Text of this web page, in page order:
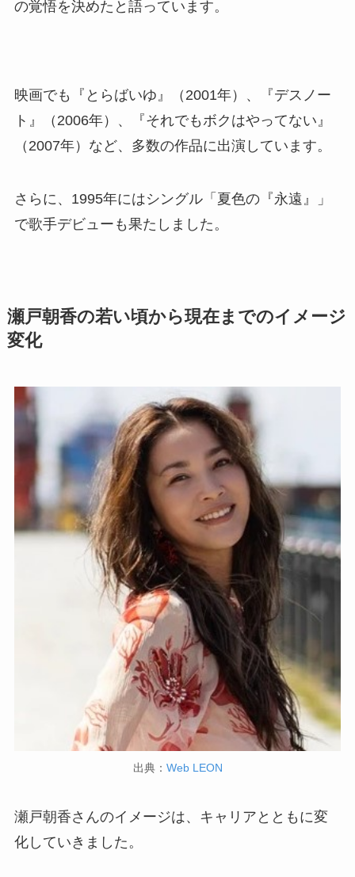
の覚悟を決めたと語っています。
映画でも『とらばいゆ』（2001年）、『デスノー
ト』（2006年）、『それでもボクはやってない』
（2007年）など、多数の作品に出演しています。
さらに、1995年にはシングル「夏色の『永遠』」
で歌手デビューも果たしました。
瀬戸朝香の若い頃から現在までのイメージ
変化
出典： Web LEON
瀬戸朝香さんのイメージは、キャリアとともに変
化していきました。